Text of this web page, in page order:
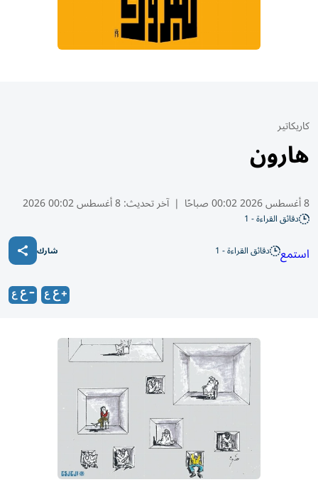
كاريكاتير
هارون
8 أغسطس 2026 00:02 صباحًا | آخر تحديث:8 أغسطس 00:02 2026
دقائق القراءة - 1
استمع دقائق القراءة - 1 شارك